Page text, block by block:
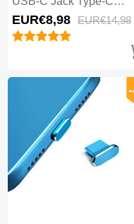
Universel H16 pour
iPhone 15 Plus Or
EUR€8,98 EUR€14,98